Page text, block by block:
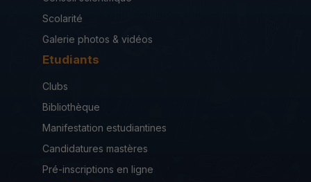
Scolarité
Galerie photos & vidéos
Etudiants
Clubs
Bibliothèque
Manifestation estudiantines
Candidatures mastères
Pré-inscriptions en ligne